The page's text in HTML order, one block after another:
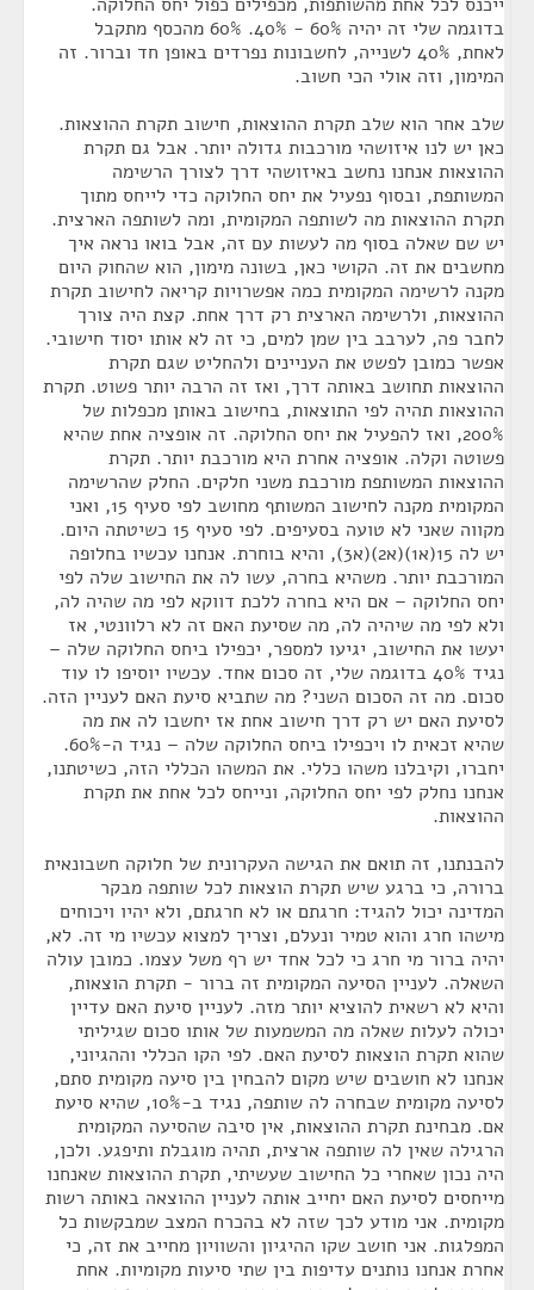
בדוגמה שלי זה יהיה 60% - 40%. 60% מהכסף מתקבל
לאחת, 40% לשנייה, לחשבונות נפרדים באופן חד וברור. זה
המימון, וזה אולי הכי חשוב.
שלב אחר הוא שלב תקרת ההוצאות, חישוב תקרת ההוצאות.
כאן יש לנו איזושהי מורכבות גדולה יותר. אבל גם תקרת
ההוצאות אנחנו נחשב באיזושהי דרך לצורך הרשימה
המשותפת, ובסוף נפעיל את יחס החלוקה כדי לייחס מתוך
תקרת ההוצאות מה לשותפה המקומית, ומה לשותפה הארצית.
יש שם שאלה בסוף מה לעשות עם זה, אבל בואו נראה איך
מחשבים את זה. הקושי כאן, בשונה מימון, הוא שהחוק היום
מקנה לרשימה המקומית כמה אפשרויות קריאה לחישוב תקרת
ההוצאות, ולרשימה הארצית רק דרך אחת. קצת היה צורך
לחבר פה, לערבב בין שמן למים, כי זה לא אותו יסוד חישובי.
אפשר כמובן לפשט את העניינים ולהחליט שגם תקרת
ההוצאות תחושב באותה דרך, ואז זה הרבה יותר פשוט. תקרת
ההוצאות תהיה לפי התוצאות, בחישוב באותן מכפלות של
200%, ואז להפעיל את יחס החלוקה. זה אופציה אחת שהיא
פשוטה וקלה. אופציה אחרת היא מורכבת יותר. תקרת
ההוצאות המשותפת מורכבת משני חלקים. החלק שהרשימה
המקומית מקנה לחישוב המשותף מחושב לפי סעיף 15, ואני
מקווה שאני לא טועה בסעיפים. לפי סעיף 15 כשיטתה היום.
יש לה 15(א1)(א2)(א3), והיא בוחרת. אנחנו עכשיו בחלופה
המורכבת יותר. משהיא בחרה, עשו לה את החישוב שלה לפי
יחס החלוקה – אם היא בחרה ללכת דווקא לפי מה שהיה לה,
ולא לפי מה שיהיה לה, מה שסיעת האם זה לא רלוונטי, אז
יעשו את החישוב, יגיעו למספר, יכפילו ביחס החלוקה שלה –
נגיד 40% בדוגמה שלי, זה סכום אחד. עכשיו יוסיפו לו עוד
סכום. מה זה הסכום השני? מה שתביא סיעת האם לעניין הזה.
לסיעת האם יש רק דרך חישוב אחת אז יחשבו לה את מה
שהיא זכאית לו ויכפילו ביחס החלוקה שלה – נגיד ה-60%.
יחברו, וקיבלנו משהו כללי. את המשהו הכללי הזה, כשיטתנו,
אנחנו נחלק לפי יחס החלוקה, ונייחס לכל אחת את תקרת
ההוצאות.
להבנתנו, זה תואם את הגישה העקרונית של חלוקה חשבונאית
ברורה, כי ברגע שיש תקרת הוצאות לכל שותפה מבקר
המדינה יכול להגיד: חרגתם או לא חרגתם, ולא יהיו ויכוחים
מישהו חרג והוא טמיר ונעלם, וצריך למצוא עכשיו מי זה. לא,
יהיה ברור מי חרג כי לכל אחד יש רף משל עצמו. כמובן עולה
השאלה. לעניין הסיעה המקומית זה ברור - תקרת הוצאות,
והיא לא רשאית להוציא יותר מזה. לעניין סיעת האם עדיין
יכולה לעלות שאלה מה המשמעות של אותו סכום שגיליתי
שהוא תקרת הוצאות לסיעת האם. לפי הקו הכללי וההגיוני,
אנחנו לא חושבים שיש מקום להבחין בין סיעה מקומית סתם,
לסיעה מקומית שבחרה לה שותפה, נגיד ב-10%, שהיא סיעת
אם. מבחינת תקרת ההוצאות, אין סיבה שהסיעה המקומית
הרגילה שאין לה שותפה ארצית, תהיה מוגבלת ותיפגע. ולכן,
היה נכון שאחרי כל החישוב שעשיתי, תקרת ההוצאות שאנחנו
מייחסים לסיעת האם יחייב אותה לעניין ההוצאה באותה רשות
מקומית. אני מודע לכך שזה לא בהכרח המצב שמבקשות כל
המפלגות. אני חושב שקו ההיגיון והשוויון מחייב את זה, כי
אחרת אנחנו נותנים עדיפות בין שתי סיעות מקומיות. אחת